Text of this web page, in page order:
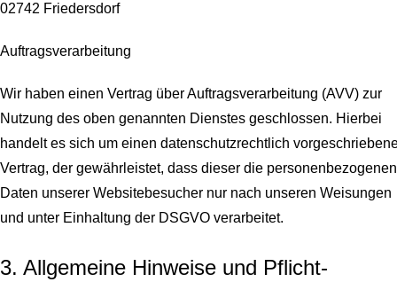
02742 Friedersdorf
Auftragsverarbeitung
Wir haben einen Vertrag über Auftragsverarbeitung (AVV) zur
Nutzung des oben genannten Dienstes geschlossen. Hierbei
handelt es sich um einen datenschutzrechtlich
Vertrag, der gewährleistet, dass dieser die personenbezogenen
Daten unserer Websitebesucher nur nach unseren Weisungen
und unter Einhaltung der DSGVO verarbeitet.
3. Allgemeine Hinweise und Pflicht­